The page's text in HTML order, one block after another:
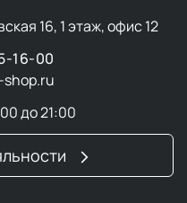
Nimue подобрать
направленный на
с кожей:
16, 1 этаж, офис 12
16-00
до 21:00